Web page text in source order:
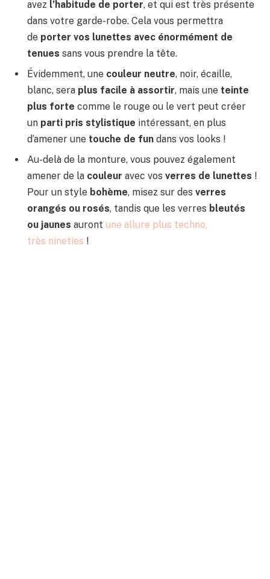
avez l’habitude de porter, et qui est très présente
dans votre garde-robe. Cela vous permettra
de porter vos lunettes avec énormément de
tenues sans vous prendre la tête.
Évidemment, une couleur neutre, noir, écaille,
blanc, sera plus facile à assortir, mais une teinte
plus forte comme le rouge ou le vert peut créer
un parti pris stylistique intéressant, en plus
d’amener une touche de fun dans vos looks !
Au-delà de la monture, vous pouvez également
amener de la couleur avec vos verres de lunettes !
Pour un style bohème, misez sur des verres
orangés ou rosés, tandis que les verres bleutés
ou jaunes auront une allure plus techno,
très nineties !